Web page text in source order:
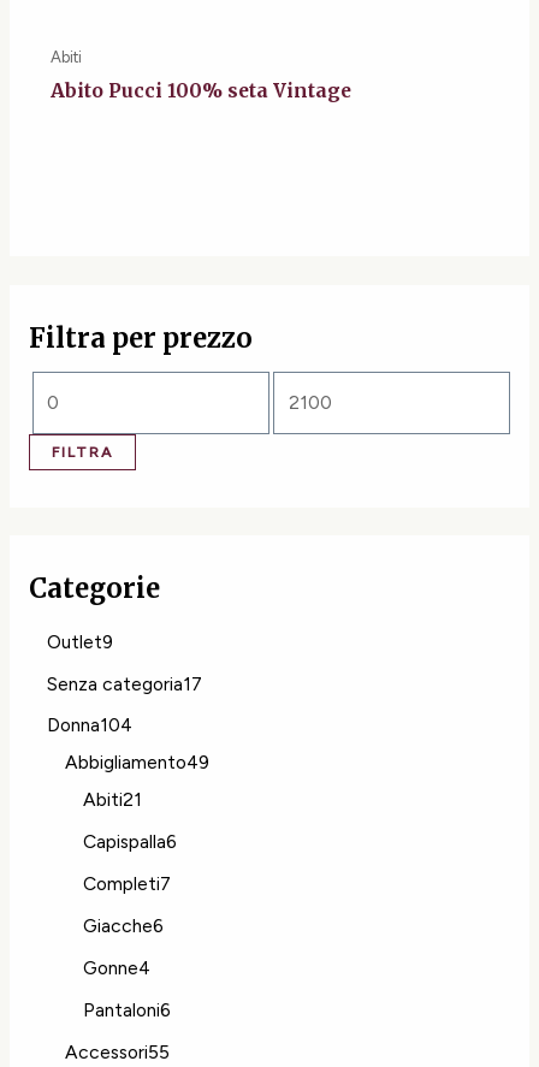
Filtra per prezzo
FILTRA
Categorie
Outlet9
Senza categoria17
Donna104
Abbigliamento49
Abiti21
Capispalla6
Completi7
Giacche6
Gonne4
Pantaloni6
Accessori55
Abiti
Abito Pucci 100% seta Vintage